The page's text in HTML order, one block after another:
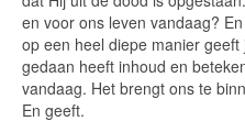
en voor ons leven vandaag?
op een heel diepe manier
gedaan heeft inhoud en
vandaag. Het brengt ons te
En geeft.